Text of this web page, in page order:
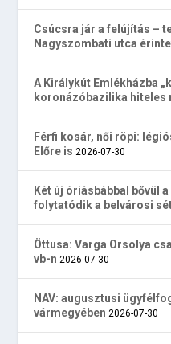
Csúcsra jár a felújítás –
Nagyszombati utca
A Királykút Emlékházba
koronázóbazilika hiteles
Férfi kosár, női röpi:
Előre is 2026-07-30
Két új óriásbábbal bővül
folytatódik a belvárosi
Öttusa: Varga Orsolya
vb-n 2026-07-30
NAV: augusztusi
vármegyében 2026-07-30